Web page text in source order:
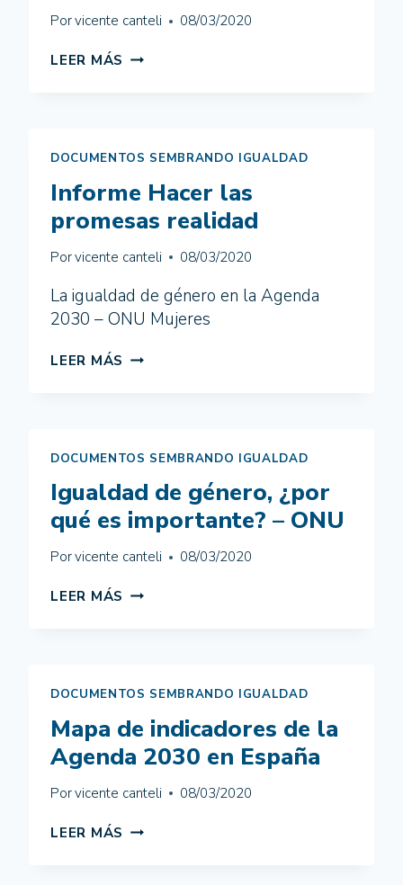
Porvicente canteli 08/03/2020
LEER MÁS METAS
DOCUMENTOS SEMBRANDO IGUALDAD
Informe Hacer las
promesas realidad
Porvicente canteli 08/03/2020
La igualdad de género en la Agenda
2030 – ONU Mujeres
LEER MÁS INFORME
DOCUMENTOS SEMBRANDO IGUALDAD
Igualdad de género, ¿por
qué es importante? – ONU
Porvicente canteli 08/03/2020
LEER MÁS IGUALDAD
ES
–
DOCUMENTOS SEMBRANDO IGUALDAD
Mapa de indicadores de la
Agenda 2030 en España
Porvicente canteli 08/03/2020
LEER MÁS MAPA